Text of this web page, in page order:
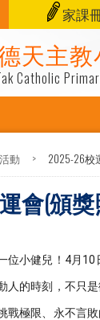
天主教
Catholic
家課
動 > 2025-26校
會(頒
位小健兒！4月
人的時刻，不只
戰極限、永不言